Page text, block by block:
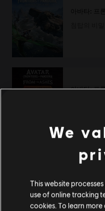
아바타: 프
아바타: 프
아바타: 프
모아라 계
We
This website
use of online tracking
cookies. To learn